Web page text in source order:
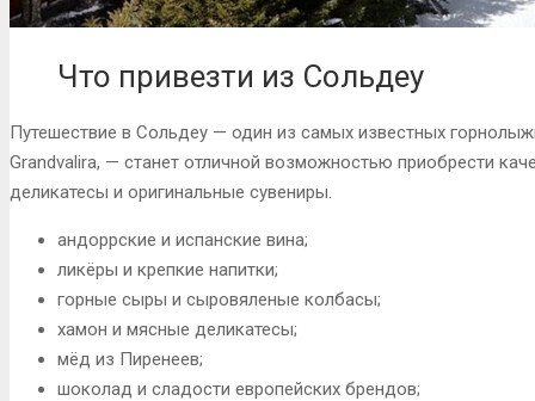
Что привезти из Сольдеу
Путешествие в Сольдеу — один из самых известных
Grandvalira, — станет отличной возможностью приобрести
деликатесы и оригинальные сувениры.
андоррские и испанские вина;
ликёры и крепкие напитки;
горные сыры и сыровяленые колбасы;
хамон и мясные деликатесы;
мёд из Пиренеев;
шоколад и сладости европейских брендов;